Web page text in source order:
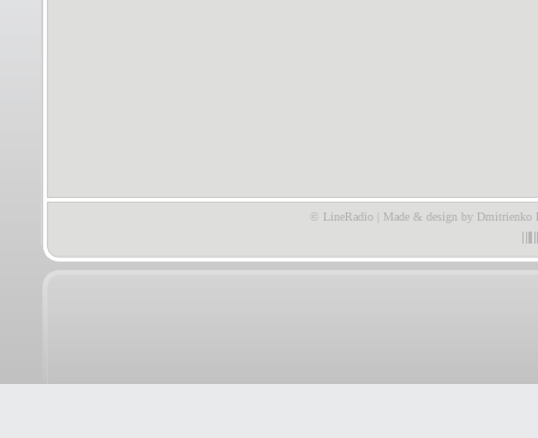
© LineRadio | Made & design by Dmitrienko